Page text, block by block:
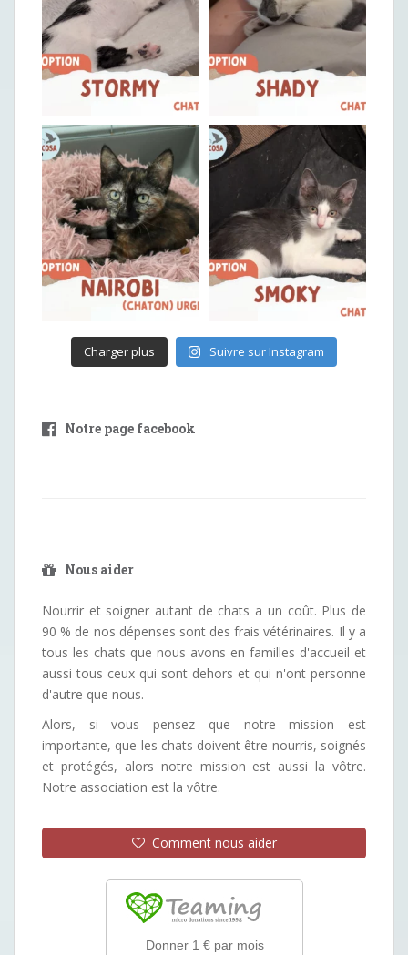
Charger plus Suivre sur Instagram
Notre page facebook
Nous aider
Nourrir et soigner autant de chats a un coût. Plus de
90 % de nos dépenses sont des frais vétérinaires. Il y a
tous les chats que nous avons en familles d'accueil et
aussi tous ceux qui sont dehors et qui n'ont personne
d'autre que nous.
Alors, si vous pensez que notre mission est
importante, que les chats doivent être nourris, soignés
et protégés, alors notre mission est aussi la vôtre.
Notre association est la vôtre.
Comment nous aider